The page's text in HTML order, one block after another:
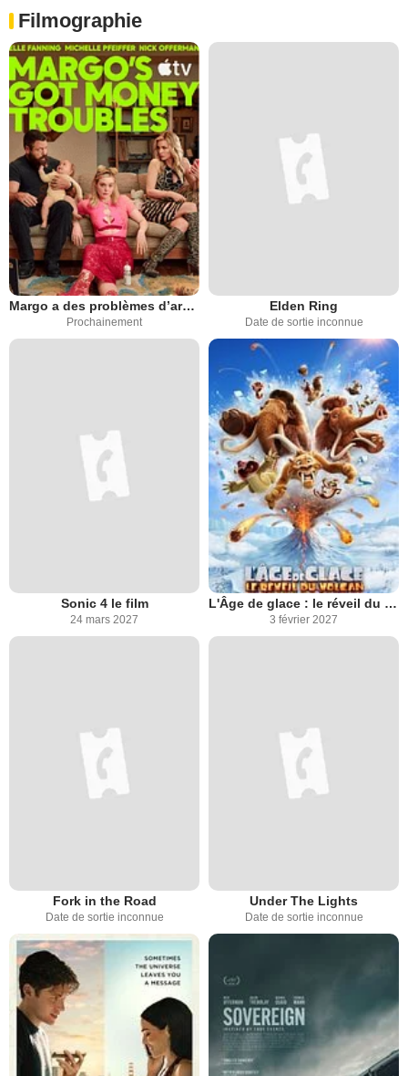
Filmographie
Margo a des problèmes d’argent
Prochainement
Elden Ring
Date de sortie inconnue
Sonic 4 le film
24 mars 2027
L'Âge de glace : le réveil du volcan
3 février 2027
Fork in the Road
Date de sortie inconnue
Under The Lights
Date de sortie inconnue